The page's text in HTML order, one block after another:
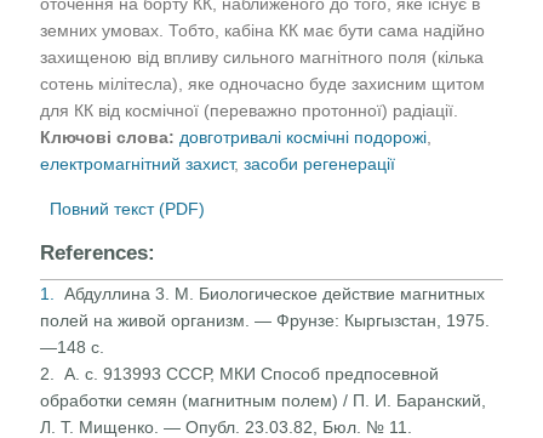
земних умовах. Тобто, кабіна КК має бути сама надійно
захищеною від впливу сильного магнітного поля (кілька
сотень мілітесла), яке одночасно буде захисним щитом
для КК від космічної (переважно протонної) радіації.
Ключові слова: довготривалі космічні подорожі
електромагнітний захист,засоби регенерації
Повний текст (PDF)
References:
1.Абдуллина 3. М. Биологическое действие магнитных
полей на живой организм. — Фрунзе: Кыргызстан, 1975.
—148 с.
2. А. с. 913993 СССР, МКИ Способ предпосевной
обработки семян (магнитным полем) / П. И. Баранский,
Л. Т. Ми­щенко. — Опубл. 23.03.82, Бюл. № 11.